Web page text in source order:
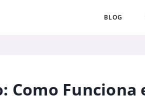
BLOG
Como Funciona